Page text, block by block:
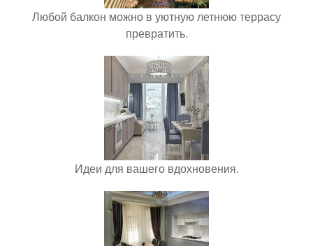
Любой балкон можно в уютную летнюю террасу
превратить.
Идеи для вашего вдохновения.